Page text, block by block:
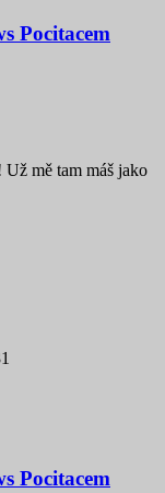
Pocitacem
mě tam máš jako
Pocitacem